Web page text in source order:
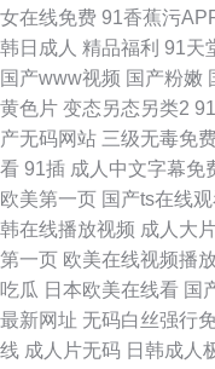
女在线免费 91香蕉污
韩日成人 精品福利 91天
国产www视频 国产粉嫩
黄色片 变态另态另类2
产无码网站 三级无毒免
看 91插 成人中文字幕免
欧美第一页 国产ts在线
韩在线播放视频 成人大
第一页 欧美在线视频播放
吃瓜 日本欧美在线看 国
最新网址 无码白丝强行
线 成人片无码 日韩成人